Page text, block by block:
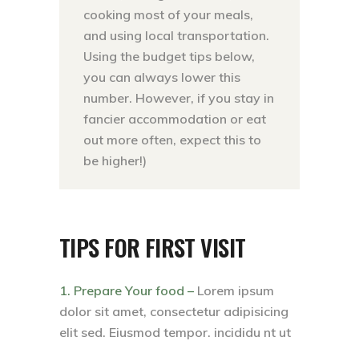
cooking most of your meals,
and using local transportation.
Using the budget tips below,
you can always lower this
number. However, if you stay in
fancier accommodation or eat
out more often, expect this to
be higher!)
TIPS FOR FIRST VISIT
1. Prepare Your food – Lorem ipsum
dolor sit amet, consectetur adipisicing
elit sed. Eiusmod tempor. incididu nt ut